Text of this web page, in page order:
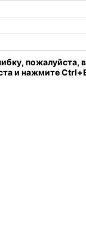
пожалуйста,
и нажмите